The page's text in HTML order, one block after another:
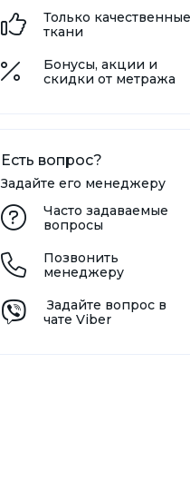
Только качественные
ткани
Бонусы, акции и
скидки от метража
Есть вопрос?
Задайте его менеджеру
Часто задаваемые
вопросы
Позвонить
менеджеру
Задайте вопрос в
чате Viber